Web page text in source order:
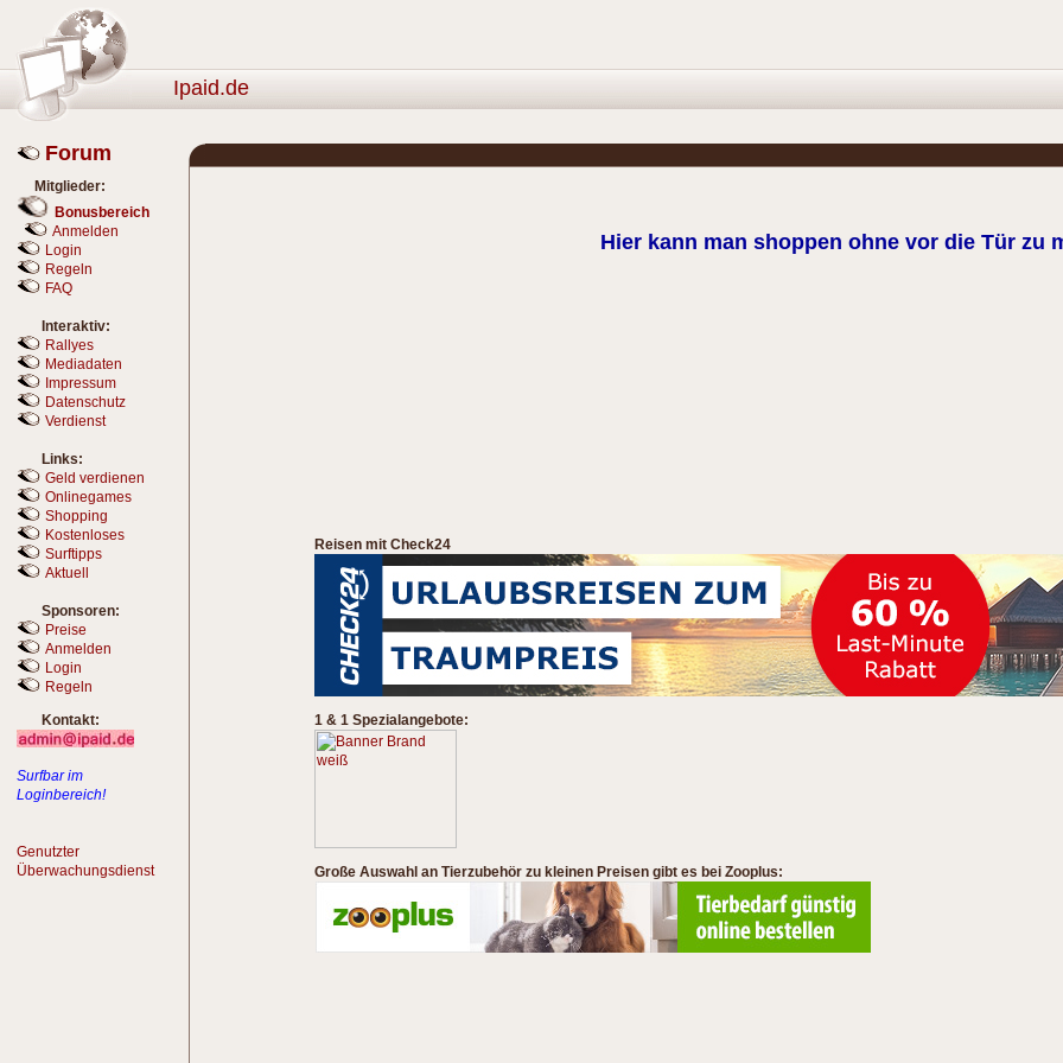
Ipaid.de
Forum
Mitglieder:
Bonusbereich
Anmelden
Login
Regeln
FAQ
Interaktiv:
Rallyes
Mediadaten
Impressum
Datenschutz
Verdienst
Links:
Geld verdienen
Onlinegames
Shopping
Kostenloses
Surftipps
Aktuell
Sponsoren:
Preise
Anmelden
Login
Regeln
Kontakt:
Surfbar im
Loginbereich!
Genutzter
Überwachungsdienst
Hier kann man shoppen ohne vor die Tür zu
Reisen mit Check24
1 & 1 Spezialangebote:
Große Auswahl an Tierzubehör zu kleinen Preisen gibt es bei Zooplus: